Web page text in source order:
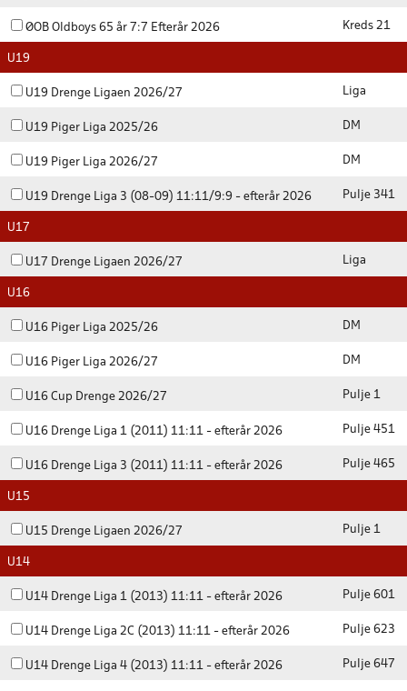
ØOB Oldboys 65 år 7:7 Efterår 2026 Kreds 21
U19
U19 Drenge Ligaen 2026/27 Liga
U19 Piger Liga 2025/26 DM
U19 Piger Liga 2026/27 DM
U19 Drenge Liga 3 (08-09) 11:11/9:9 - efterår 2026 Pulje 341
U17
U17 Drenge Ligaen 2026/27 Liga
U16
U16 Piger Liga 2025/26 DM
U16 Piger Liga 2026/27 DM
U16 Cup Drenge 2026/27 Pulje 1
U16 Drenge Liga 1 (2011) 11:11 - efterår 2026 Pulje 451
U16 Drenge Liga 3 (2011) 11:11 - efterår 2026 Pulje 465
U15
U15 Drenge Ligaen 2026/27 Pulje 1
U14
U14 Drenge Liga 1 (2013) 11:11 - efterår 2026 Pulje 601
U14 Drenge Liga 2C (2013) 11:11 - efterår 2026 Pulje 623
U14 Drenge Liga 4 (2013) 11:11 - efterår 2026 Pulje 647